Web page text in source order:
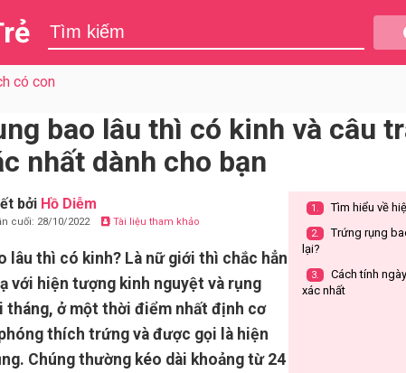
có con
bao lâu thì có kinh và câu
nhất dành cho bạn
bởi Hồ Diễm
cuối: 28/10/2022 Tài liệu tham khảo
lâu thì có kinh? Là nữ giới thì chắc hẳn
với hiện tượng kinh nguyệt và rụng
tháng, ở một thời điểm nhất định cơ
thích trứng và được gọi là hiện
Chúng thường kéo dài khoảng từ 24
1. Tìm hiểu về
2.
Trứng rụng
lại?
3.
Cách tính
xác nhất